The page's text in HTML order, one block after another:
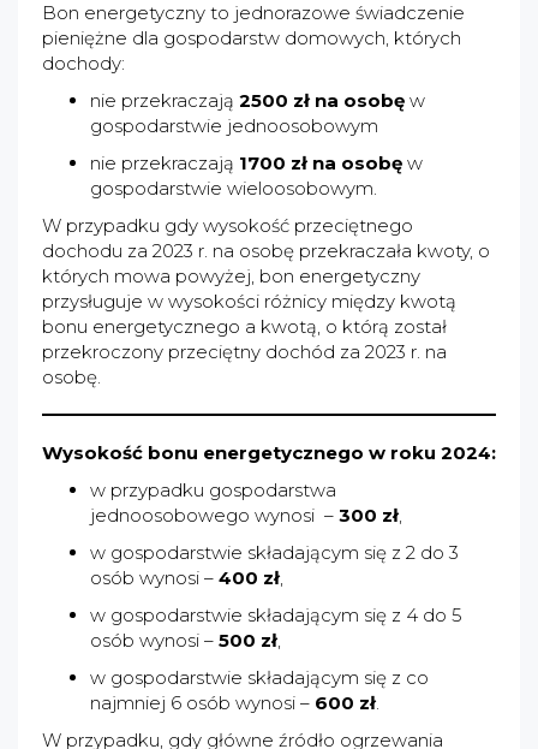
Bon energetyczny to jednorazowe świadczenie
pieniężne dla gospodarstw domowych, których
dochody:
nie przekraczają 2500 zł na osobę w
gospodarstwie jednoosobowym
nie przekraczają 1700 zł na osobę w
gospodarstwie wieloosobowym.
W przypadku gdy wysokość przeciętnego
dochodu za 2023 r. na osobę przekraczała kwoty, o
których mowa powyżej, bon energetyczny
przysługuje w wysokości różnicy między kwotą
bonu energetycznego a kwotą, o którą został
przekroczony przeciętny dochód za 2023 r. na
osobę.
Wysokość bonu energetycznego w roku 2024:
w przypadku gospodarstwa
jednoosobowego wynosi – 300 zł,
w gospodarstwie składającym się z 2 do 3
osób wynosi – 400 zł,
w gospodarstwie składającym się z 4 do 5
osób wynosi – 500 zł,
w gospodarstwie składającym się z co
najmniej 6 osób wynosi – 600 zł.
W przypadku, gdy główne źródło ogrzewania